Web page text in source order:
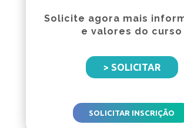
Solicite agora mais
e valores do curso
> SOLICITAR
SOLICITAR INSCRIÇÃO